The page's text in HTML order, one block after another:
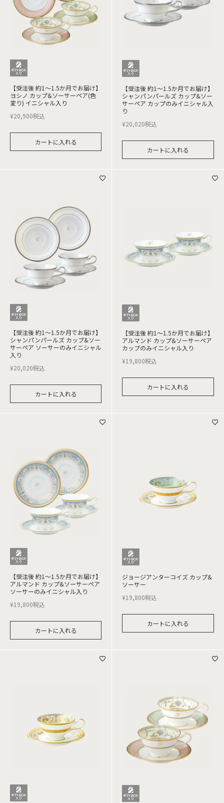
【受注後 約1～1.5か月でお届け】
ヨシノ カップ&ソーサーペア(色
変り) イニシャル入り
¥20,900税込
カートに入れる
【受注後 約1～1.5か月でお届け】
シャンパンパールズ カップ&ソー
サーペア カップのみイニシャル入
り
¥20,020税込
カートに入れる
【受注後 約1～1.5か月でお届け】
シャンパンパールズ カップ&ソー
サーペア ソーサーのみイニシャル
入り
¥20,020税込
カートに入れる
【受注後 約1～1.5か月でお届け】
アルマンド カップ&ソーサーペア
カップのみイニシャル入り
¥19,800税込
カートに入れる
【受注後 約1～1.5か月でお届け】
アルマンド カップ&ソーサーペア
ソーサーのみイニシャル入り
¥19,800税込
カートに入れる
ジョージアンターコイズ カップ&
ソーサー
¥19,800税込
カートに入れる